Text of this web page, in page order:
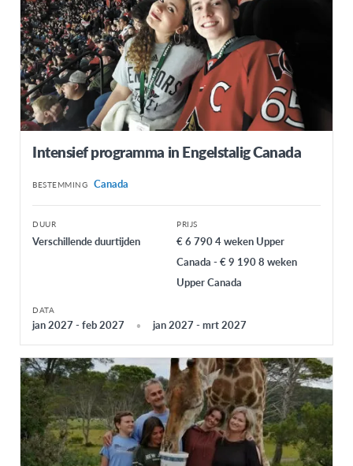
Intensief programma in Engelstalig Canada
BESTEMMING Canada
DUUR
Verschillende duurtijden
PRIJS
€ 6 790 4 weken Upper
Canada - € 9 190 8 weken
Upper Canada
DATA
jan 2027 - feb 2027 jan 2027 - mrt 2027